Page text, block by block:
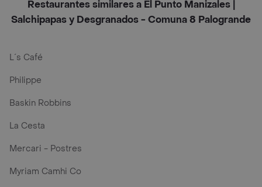
Restaurantes similares a El Punto Manizales |
Salchipapas y Desgranados - Comuna 8 Palogrande
L´s Café
Philippe
Baskin Robbins
La Cesta
Mercari - Postres
Myriam Camhi Co